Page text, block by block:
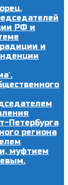
РФ и
и
Петербурга
региона
муфтием